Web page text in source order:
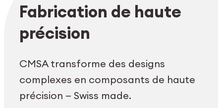
Fabrication de haute
précision
CMSA transforme des designs
complexes en composants de haute
précision — Swiss made.